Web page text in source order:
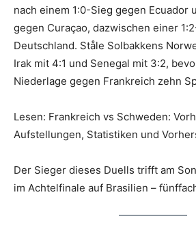
nach einem 1:0-Sieg gegen Ecuador
gegen Curaçao, dazwischen einer
Deutschland. Ståle Solbakkens
Irak mit 4:1 und Senegal mit 3:2,
Niederlage gegen Frankreich zehn
Lesen: Frankreich vs Schweden:
Aufstellungen, Statistiken und
Der Sieger dieses Duells trifft am
im Achtelfinale auf Brasilien –